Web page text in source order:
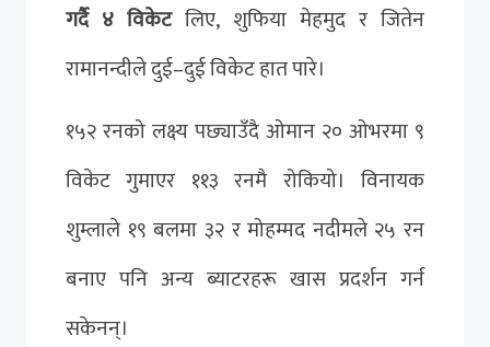
गर्दै ४ विकेटलिए, शुफिया मेहमुद र जितेन
रामानन्दीले दुई–दुई विकेट हात पारे।
१५२ रनको लक्ष्य पछ्याउँदै ओमान २० ओभरमा ९
विकेट गुमाएर ११३ रनमै रोकियो। विनायक
शुम्लाले १९ बलमा ३२ र मोहम्मद नदीमले २५ रन
बनाए पनि अन्य ब्याटरहरू खास प्रदर्शन गर्न
सकेनन्।